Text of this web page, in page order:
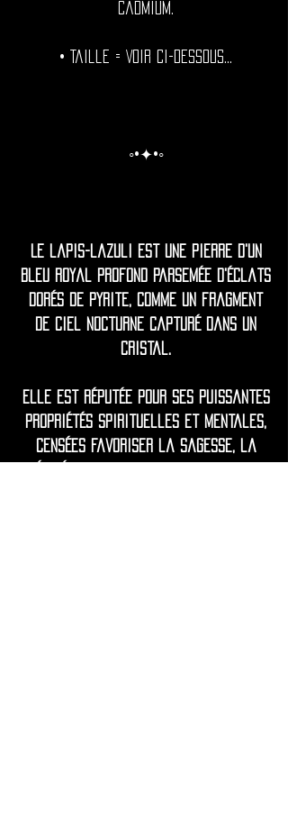
cadmium.
• Taille = Voir ci-dessous...
◦•✦•◦
Le lapis-lazuli est une pierre d'un
bleu royal profond parsemée d'éclats
dorés de pyrite, comme un fragment
de ciel nocturne capturé dans un
cristal.
Elle est réputée pour ses puissantes
propriétés spirituelles et mentales,
censées favoriser la sagesse, la